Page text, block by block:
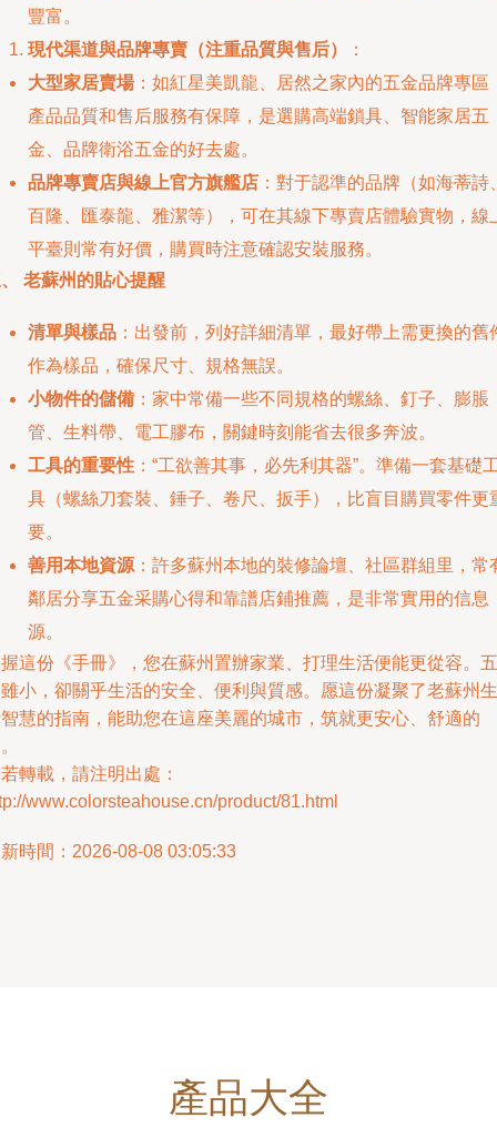
豐富。
現代渠道與品牌專賣（注重品質與售后）
：
大型家居賣場：如紅星美凱龍、居然之家內的五金品牌專區
產品品質和售后服務有保障，是選購高端鎖具、智能家居五
金、品牌衛浴五金的好去處。
品牌專賣店與線上官方旗艦店 ：對于認準的品牌（如海蒂詩
百隆、匯泰龍、雅潔等），可在其線下專賣店體驗實物，線
平臺則常有好價，購買時注意確認安裝服務。
老蘇州的貼心提醒
清單與樣品 ：出發前，列好詳細清單，最好帶上需更換的舊
作為樣品，確保尺寸、規格無誤。
小物件的儲備 ：家中常備一些不同規格的螺絲、釘子、膨脹
管、生料帶、電工膠布，關鍵時刻能省去很多奔波。
工具的重要性 ：“工欲善其事，必先利其器”。準備一套基礎
具（螺絲刀套裝、錘子、卷尺、扳手），比盲目購買零件更
要。
善用本地資源 ：許多蘇州本地的裝修論壇、社區群組里，常
鄰居分享五金采購心得和靠譜店鋪推薦，是非常實用的信息
源。
這份《手冊》，您在蘇州置辦家業、打理生活便能更從容。五
小，卻關乎生活的安全、便利與質感。愿這份凝聚了老蘇州生
慧的指南，能助您在這座美麗的城市，筑就更安心、舒適的
轉載，請注明出處：
www.colorsteahouse.cn/product/81.html
時間：2026-08-08 03:05:33
產品大全